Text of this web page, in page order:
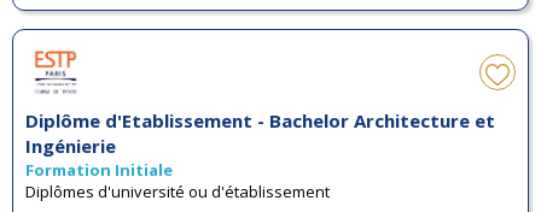
Diplôme d'Etablissement - Bachelor Architecture et
Ingénierie
Formation Initiale
Diplômes d'université ou d'établissement